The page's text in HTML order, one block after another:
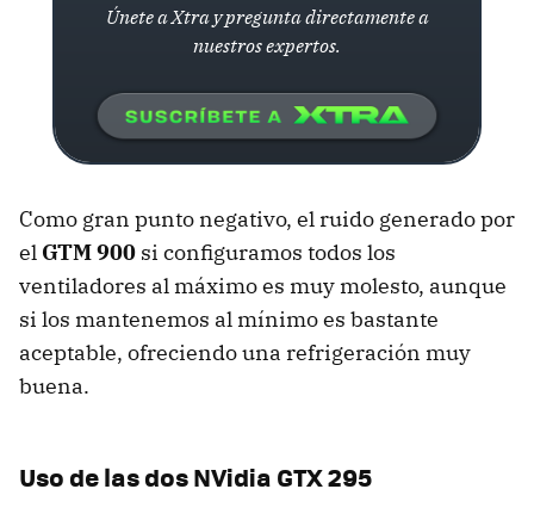
Únete a Xtra y pregunta directamente a
nuestros expertos.
Como gran punto negativo, el ruido generado por
el GTM 900 si configuramos todos los
ventiladores al máximo es muy molesto, aunque
si los mantenemos al mínimo es bastante
aceptable, ofreciendo una refrigeración muy
buena.
Uso de las dos NVidia GTX 295